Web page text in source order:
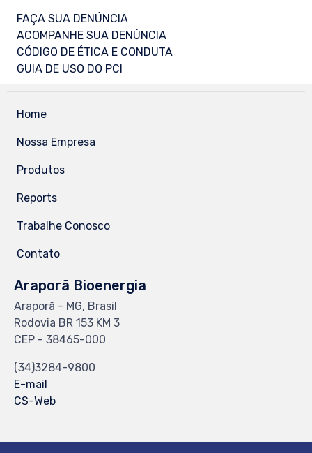
FAÇA SUA DENÚNCIA
ACOMPANHE SUA DENÚNCIA
CÓDIGO DE ÉTICA E CONDUTA
GUIA DE USO DO PCI
Home
Nossa Empresa
Produtos
Reports
Trabalhe Conosco
Contato
Araporã Bioenergia
Araporã - MG, Brasil
Rodovia BR 153 KM 3
CEP - 38465-000
(34)3284-9800
E-mail
CS-Web